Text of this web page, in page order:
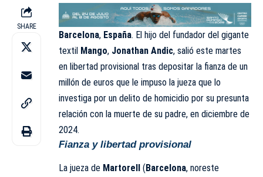
SHARE
Barcelona, España. El hijo del fundador del gigante
textil Mango, Jonathan Andic, salió este martes
en libertad provisional tras depositar la fianza de un
millón de euros que le impuso la jueza que lo
investiga por un delito de homicidio por su presunta
relación con la muerte de su padre, en diciembre de
2024.
Fianza y libertad provisional
La jueza de Martorell (Barcelona, noreste